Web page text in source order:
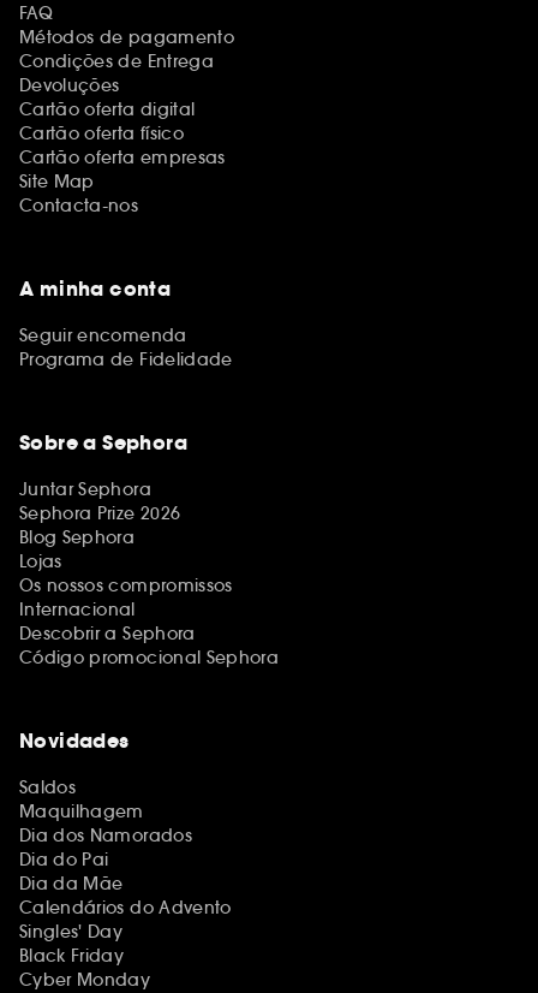
FAQ
Métodos de pagamento
Condições de Entrega
Devoluções
Cartão oferta digital
Cartão oferta físico
Cartão oferta empresas
Site Map
Contacta-nos
A minha conta
Seguir encomenda
Programa de Fidelidade
Sobre a Sephora
Juntar Sephora
Sephora Prize 2026
Blog Sephora
Lojas
Os nossos compromissos
Internacional
Descobrir a Sephora
Código promocional Sephora
Novidades
Saldos
Maquilhagem
Dia dos Namorados
Dia do Pai
Dia da Mãe
Calendários do Advento
Singles' Day
Black Friday
Cyber Monday